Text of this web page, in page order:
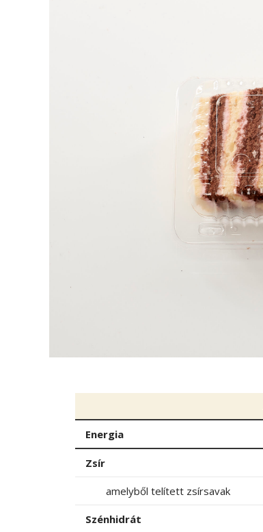
Energia
Zsír
amelyből telített zsírsavak
Szénhidrát